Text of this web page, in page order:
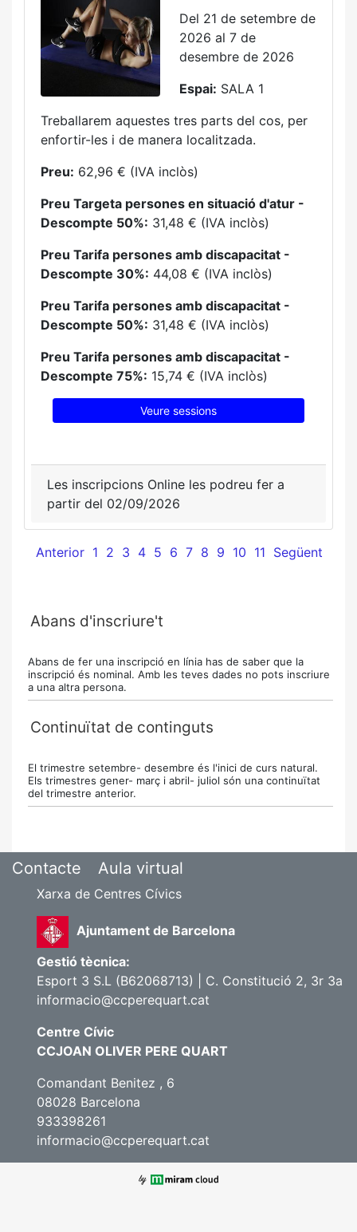
Del 21 de setembre de
2026 al 7 de
desembre de 2026
Espai: SALA 1
Treballarem aquestes tres parts del cos, per
enfortir-les i de manera localitzada.
Preu: 62,96 € (IVA inclòs)
Preu Targeta persones en situació d'atur -
Descompte 50%: 31,48 € (IVA inclòs)
Preu Tarifa persones amb discapacitat -
Descompte 30%: 44,08 € (IVA inclòs)
Preu Tarifa persones amb discapacitat -
Descompte 50%: 31,48 € (IVA inclòs)
Preu Tarifa persones amb discapacitat -
Descompte 75%: 15,74 € (IVA inclòs)
Veure sessions
Les inscripcions Online les podreu fer a
partir del 02/09/2026
Anterior 1 2 3 4 5 6 7 8 9 10 11 Següent
Abans d'inscriure't
Abans de fer una inscripció en línia has de saber que la
inscripció és nominal. Amb les teves dades no pots inscriure
a una altra persona.
Continuïtat de continguts
El trimestre setembre- desembre és l'inici de curs natural.
Els trimestres gener- març i abril- juliol són una continuïtat
del trimestre anterior.
Contacte Aula virtual
Xarxa de Centres Cívics
Ajuntament de Barcelona
Gestió tècnica:
Esport 3 S.L (B62068713) | C. Constitució 2, 3r 3a
informacio@ccperequart.cat
Centre Cívic
CCJOAN OLIVER PERE QUART
Comandant Benitez , 6
08028 Barcelona
933398261
informacio@ccperequart.cat